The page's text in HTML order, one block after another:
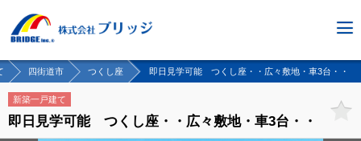
四街道市 つくし座 即日見学可能 つくし座・・広々敷地・車3台・・
新築一戸建て
即日見学可能 つくし座・・広々敷地・車3台・・